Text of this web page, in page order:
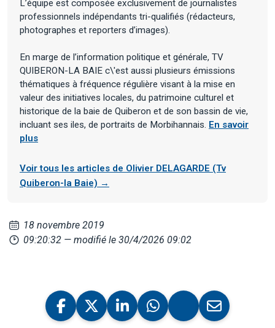
L’équipe est composée exclusivement de journalistes
professionnels indépendants tri-qualifiés (rédacteurs,
photographes et reporters d’images).
En marge de l’information politique et générale, TV
QUIBERON-LA BAIE c\'est aussi plusieurs émissions
thématiques à fréquence régulière visant à la mise en
valeur des initiatives locales, du patrimoine culturel et
historique de la baie de Quiberon et de son bassin de vie,
incluant ses iles, de portraits de Morbihannais. En savoir
plus
Voir tous les articles de Olivier DELAGARDE (Tv
Quiberon-la Baie) →
18 novembre 2019
09:20:32 — modifié le 30/4/2026 09:02